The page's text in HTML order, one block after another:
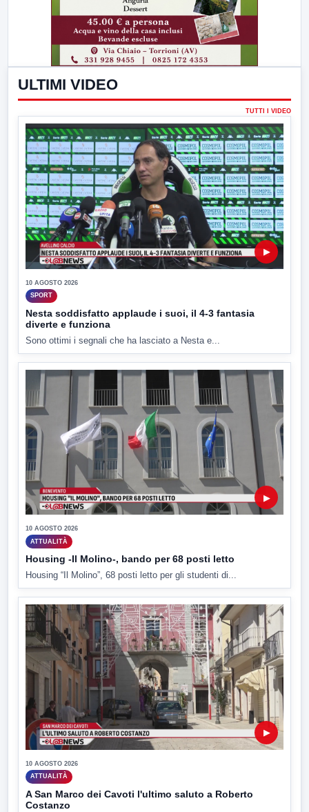
ULTIMI VIDEO
TUTTI I VIDEO
▶
10 AGOSTO 2026
SPORT
Nesta soddisfatto applaude i suoi, il 4-3 fantasia
diverte e funziona
Sono ottimi i segnali che ha lasciato a Nesta e...
▶
10 AGOSTO 2026
ATTUALITÀ
Housing -Il Molino-, bando per 68 posti letto
Housing “Il Molino”, 68 posti letto per gli studenti di...
▶
10 AGOSTO 2026
ATTUALITÀ
A San Marco dei Cavoti l'ultimo saluto a Roberto
Costanzo